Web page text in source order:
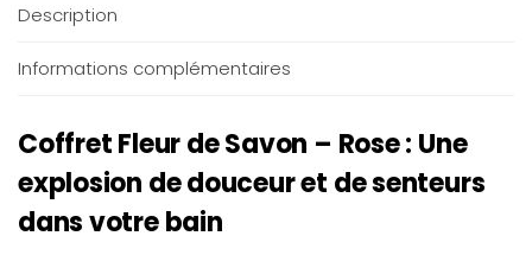
Description
Informations complémentaires
Coffret Fleur de Savon – Rose : Une
explosion de douceur et de senteurs
dans votre bain